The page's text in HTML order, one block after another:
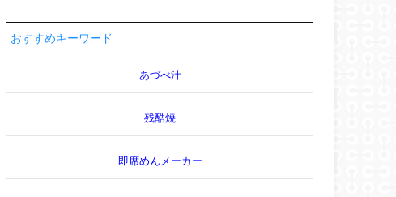
おすすめキーワード
あづべ汁
残酷焼
即席めんメーカー